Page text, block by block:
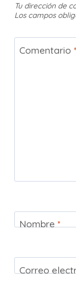
Tu dirección de
Los campos
Comentario *
Nombre*
Correo